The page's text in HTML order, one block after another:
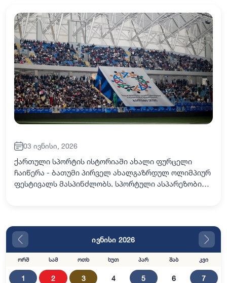
03 ივნისი, 2026
ქართული სპორტის ისტორიაში ახალი ფურცელი
ჩაიწერა - ბათუმი პირველ ახალგაზრდულ ოლიმპიურ
ფესტივალს მასპინძლობს. სპორტული ასპარეზობის
ივნისი 2026
ორშ სამ ოთხ ხუთ პარ შაბ კვი
1 2 3 4 5 6 7